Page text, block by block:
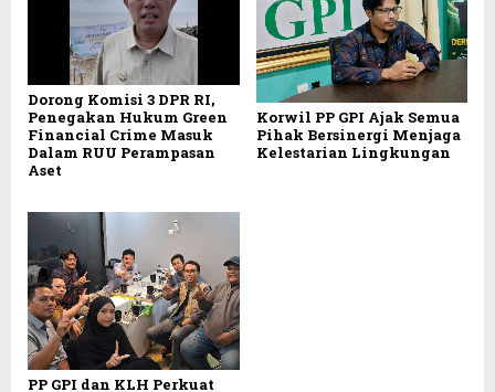
Dorong Komisi 3 DPR RI,
Penegakan Hukum Green
Financial Crime Masuk
Dalam RUU Perampasan
Aset
Korwil PP GPI Ajak Semua
Pihak Bersinergi Menjaga
Kelestarian Lingkungan
PP GPI dan KLH Perkuat